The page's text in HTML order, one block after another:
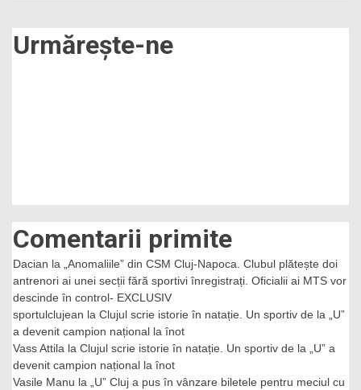
Urmărește-ne
Comentarii primite
Dacian la
„Anomaliile” din CSM Cluj-Napoca. Clubul plătește doi
antrenori ai unei secții fără sportivi înregistrați. Oficialii ai MTS vor
descinde în control- EXCLUSIV
sportulclujean la Clujul scrie istorie în natație. Un sportiv de la „U”
a devenit campion național la înot
Vass Attila la Clujul scrie istorie în natație. Un sportiv de la „U” a
devenit campion național la înot
Vasile Manu la
„U” Cluj a pus în vânzare biletele pentru meciul cu